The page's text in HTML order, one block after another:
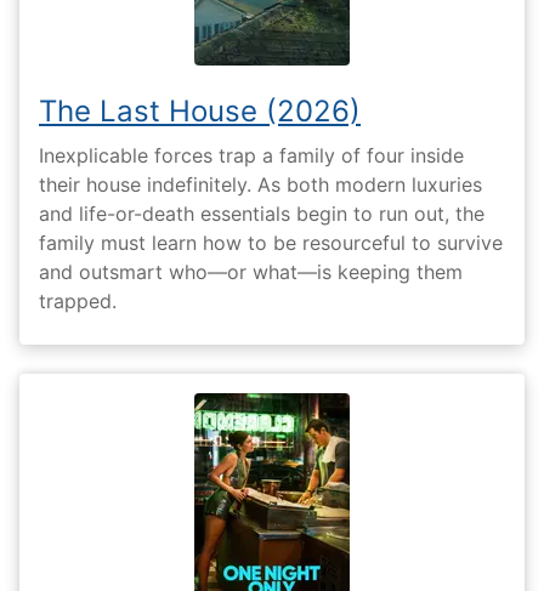
The Last House (2026)
Inexplicable forces trap a family of four inside
their house indefinitely. As both modern luxuries
and life-or-death essentials begin to run out, the
family must learn how to be resourceful to survive
and outsmart who—or what—is keeping them
trapped.